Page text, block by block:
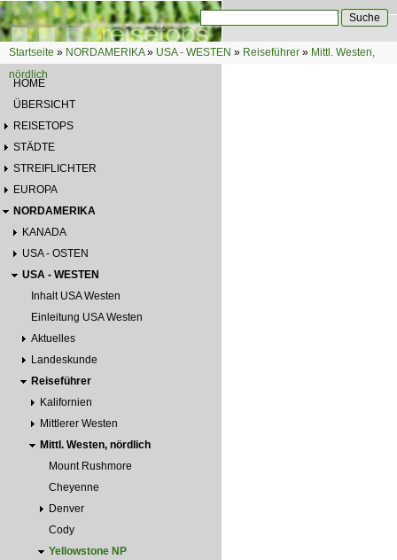
Direkt zum Inhalt
Suchformular
Sie sind hier
Startseite » NORDAMERIKA» USA - WESTEN » Reiseführer » Mittl. Westen,
nördlich
HOME
ÜBERSICHT
REISETOPS
STÄDTE
STREIFLICHTER
EUROPA
NORDAMERIKA
KANADA
USA - OSTEN
USA - WESTEN
Inhalt USA Westen
Einleitung USA Westen
Aktuelles
Landeskunde
Reiseführer
Kalifornien
Mittlerer Westen
Mittl. Westen, nördlich
Mount Rushmore
Cheyenne
Denver
Cody
Yellowstone NP